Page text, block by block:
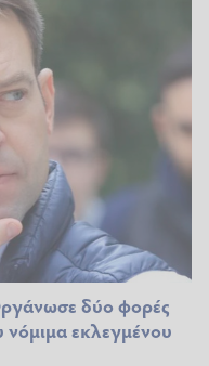
δύο φορές
εκλεγμένου